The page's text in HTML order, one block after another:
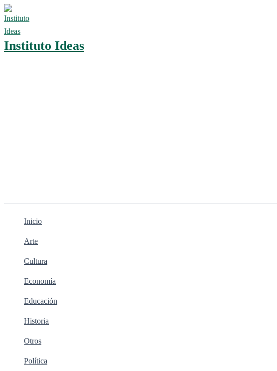
Ir
al
contenido
Instituto Ideas
Inicio
Arte
Cultura
Economía
Educación
Historia
Otros
Política